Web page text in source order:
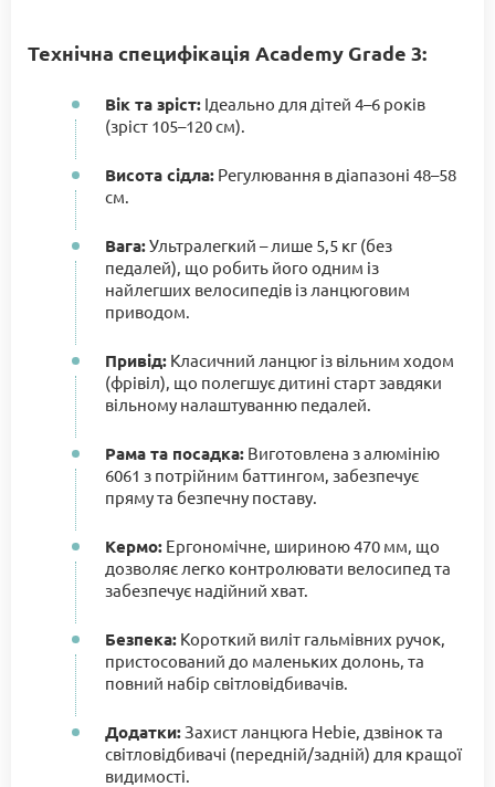
Технічна специфікація Academy Grade 3:
Вік та зріст: Ідеально для дітей 4–6 років
(зріст 105–120 см).
Висота сідла: Регулювання в діапазоні 48–58
см.
Вага:Ультралегкий – лише 5,5 кг (без
педалей), що робить його одним із
найлегших велосипедів із ланцюговим
приводом.
Привід: Класичний ланцюг із вільним ходом
(фрівіл), що полегшує дитині старт завдяки
вільному налаштуванню педалей.
Рама та посадка: Виготовлена з алюмінію
6061 з потрійним баттингом, забезпечує
пряму та безпечну поставу.
Кермо: Ергономічне, шириною 470 мм, що
дозволяє легко контролювати велосипед та
забезпечує надійний хват.
Безпека: Короткий виліт гальмівних ручок,
пристосований до маленьких долонь, та
повний набір світловідбивачів.
Додатки:Захист ланцюга Hebie, дзвінок та
світловідбивачі (передній/задній) для кращої
видимості.